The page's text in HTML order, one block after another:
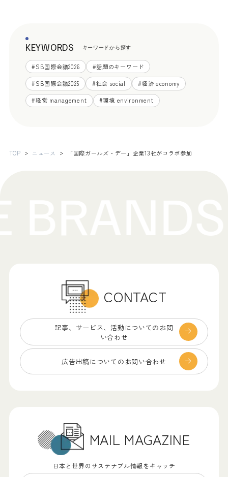
KEYWORDS キーワードから探す
#SB国際会議2026 #話題のキーワード
#SB国際会議2025 #社会 social #経済 economy
#経営 management #環境 environment
TOP ニュース 「国際ガールズ・デー」企業13社がコラボ参加
CONTACT
記事、サービス、 活動についてのお問
い合わせ
広告出稿についての お問い合わせ
MAIL MAGAZINE
日本と世界のサステナブル情報をキャッチ